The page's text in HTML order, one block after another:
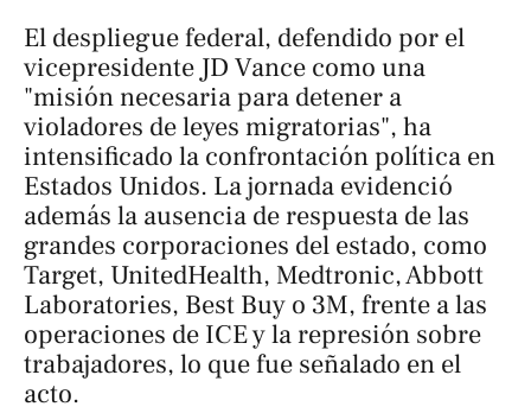
El despliegue federal, defendido por el
vicepresidente JD Vance como una
"misión necesaria para detener a
violadores de leyes migratorias", ha
intensificado la confrontación política en
Estados Unidos. La jornada evidenció
además la ausencia de respuesta de las
grandes corporaciones del estado, como
Target, UnitedHealth, Medtronic, Abbott
Laboratories, Best Buy o 3M, frente a las
operaciones de ICE y la represión sobre
trabajadores, lo que fue señalado en el
acto.